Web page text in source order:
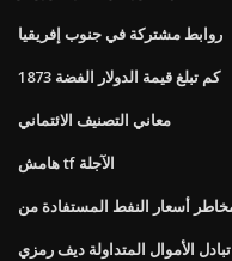
روابط مشتركة في جنوب إفريقيا
كم تبلغ قيمة الدولار الفضة 1873
معاني التصنيف الائتماني
هامش tf الآجلة
تبادل الأموال المتداولة ديف رمزي